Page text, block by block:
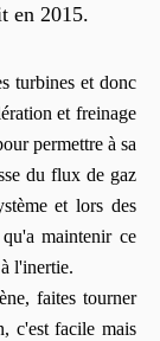
en 2015.
turbines et donc
et freinage
permettre à sa
du flux de gaz
et lors des
maintenir ce
l'inertie.
faites tourner
c'estfacile mais